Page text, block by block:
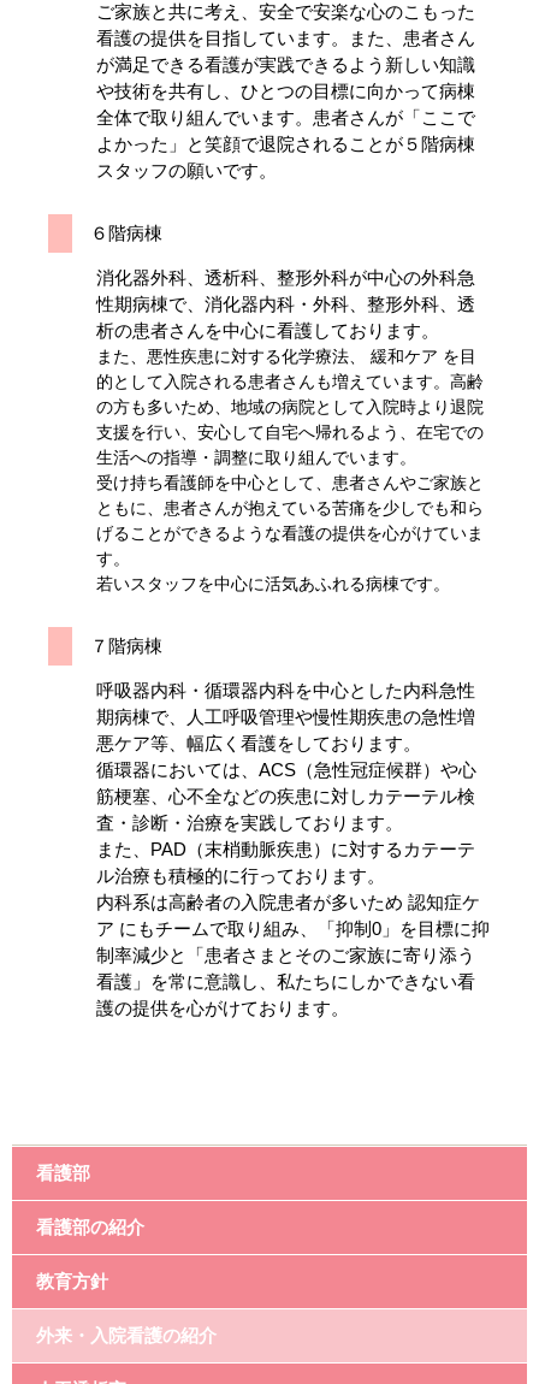
ご家族と共に考え、安全で安楽な心のこもった
看護の提供を目指しています。また、患者さん
が満足できる看護が実践できるよう新しい知識
や技術を共有し、ひとつの目標に向かって病棟
全体で取り組んでいます。患者さんが「ここで
よかった」と笑顔で退院されることが５階病棟
スタッフの願いです。
６階病棟
消化器外科、透析科、整形外科が中心の外科急
性期病棟で、消化器内科・外科、整形外科、透
析の患者さんを中心に看護しております。
また、悪性疾患に対する化学療法、 緩和ケア を目
的として入院される患者さんも増えています。高齢
の方も多いため、地域の病院として入院時より退院
支援を行い、安心して自宅へ帰れるよう、在宅での
生活への指導・調整に取り組んでいます。
受け持ち看護師を中心として、患者さんやご家族と
ともに、患者さんが抱えている苦痛を少しでも和ら
げることができるような看護の提供を心がけていま
す。
若いスタッフを中心に活気あふれる病棟です。
７階病棟
呼吸器内科・循環器内科を中心とした内科急性
期病棟で、人工呼吸管理や慢性期疾患の急性増
悪ケア等、幅広く看護をしております。
循環器においては、ACS（急性冠症候群）や心
筋梗塞、心不全などの疾患に対しカテーテル検
査・診断・治療を実践しております。
また、PAD（末梢動脈疾患）に対するカテーテ
ル治療も積極的に行っております。
内科系は高齢者の入院患者が多いため 認知症ケ
ア にもチームで取り組み、「抑制0」を目標に抑
制率減少と「患者さまとそのご家族に寄り添う
看護」を常に意識し、私たちにしかできない看
護の提供を心がけております。
看護部
看護部の紹介
教育方針
外来・入院看護の紹介